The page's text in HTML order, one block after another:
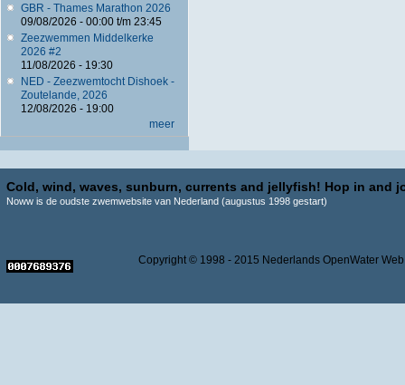
GBR - Thames Marathon 2026
09/08/2026 - 00:00t/m 23:45
Zeezwemmen Middelkerke
2026 #2
11/08/2026 - 19:30
NED - Zeezwemtocht Dishoek -
Zoutelande, 2026
12/08/2026 - 19:00
meer
Cold, wind, waves, sunburn, currents and jellyfish! Hop in and
Noww is de oudste zwemwebsite van Nederland (augustus 1998 gestart)
Copyright © 1998 - 2015 Nederlands OpenWater